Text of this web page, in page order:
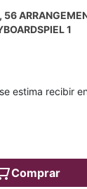
56
1
estima recibir
Comprar